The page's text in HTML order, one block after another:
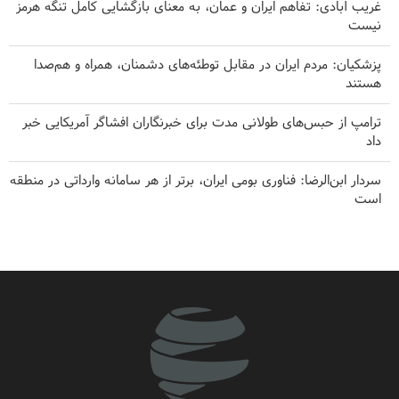
غریب آبادی: تفاهم ایران و عمان، به معنای بازگشایی کامل تنگه هرمز
نیست
پزشکیان: مردم ایران در مقابل توطئه‌های دشمنان، همراه و هم‌صدا
هستند
ترامپ از حبس‌های طولانی مدت برای خبرنگاران افشاگر آمریکایی خبر
داد
سردار ابن‌الرضا: فناوری بومی ایران، برتر از هر سامانه وارداتی در منطقه
است
هاکان فیدان: اسرائیل هیچ قصدی برای دستیابی به صلح ندارد
هشدار شدیداللحن صنعا به ریاض